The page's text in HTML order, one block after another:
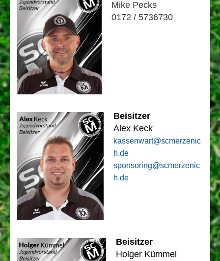
Mike Pecks
0172 / 5736730
Beisitzer
Alex Keck
kassenwart@scmerzenic
h.de
sponsoring@scmerzenic
h.de
Beisitzer
Holger Kümmel